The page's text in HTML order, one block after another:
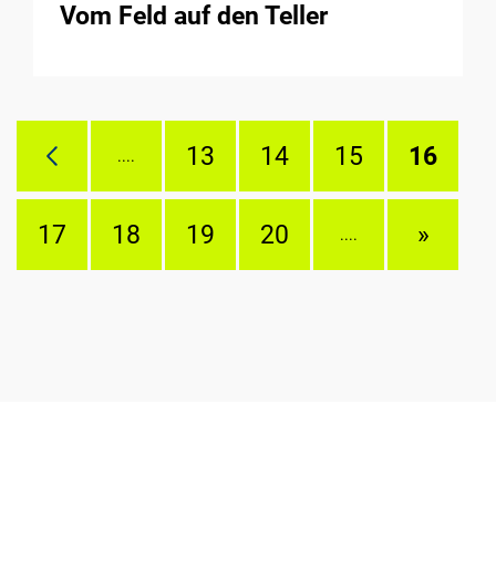
Vom Feld auf den Teller
.... 13 14 15 16
17 18 19 20 .... »